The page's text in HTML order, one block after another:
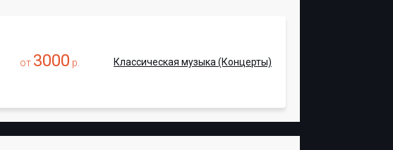
от 3000 р. Классическая музыка (Концерты)